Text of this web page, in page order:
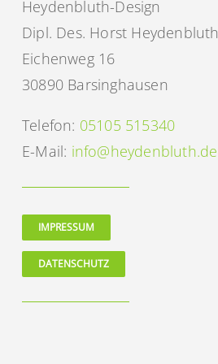
Heydenbluth-Design
Dipl. Des. Horst Heydenbluth
Eichenweg 16
30890 Barsinghausen
Telefon: 05105 515340
E-Mail: info@heydenbluth.de
IMPRESSUM
DATENSCHUTZ